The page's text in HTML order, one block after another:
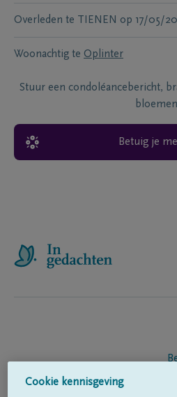
Overleden te TIENEN op 17/05/
Woonachtig te Oplinter
Stuur een condoléancebericht,
bloemen
Betuig je
Cookie kennisgeving